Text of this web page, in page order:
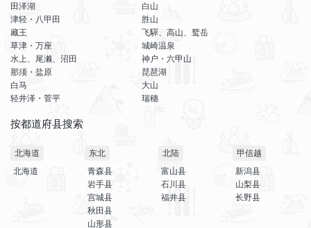
田泽湖
津轻・八甲田
藏王
草津・万座
水上、尾濑、沼田
那须・盐原
白马
轻井泽・菅平
白山
胜山
飞驒、高山、鹫岳
城崎温泉
神户・六甲山
琵琶湖
大山
瑞穗
按都道府县搜索
北海道
北海道
东北
青森县
岩手县
宫城县
秋田县
山形县
北陆
富山县
石川县
福井县
甲信越
新潟县
山梨县
长野县